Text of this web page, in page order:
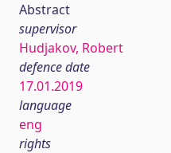
Abstract
supervisor
Hudjakov, Robert
defence date
17.01.2019
language
eng
rights